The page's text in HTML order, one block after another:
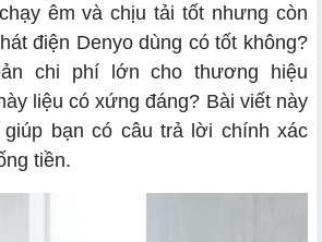
êm và chịu tải tốt nhưng còn
điện Denyo dùng có tốt không?
chi phí lớn cho thương hiệu
liệu có xứng đáng? Bài viết này
bạn có câu trả lời chính xác
tiền.